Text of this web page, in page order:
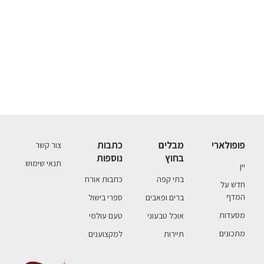
פופולארי
יין
חדש על
המדף
מסעדות
מתכונים
מבלים
בחוץ
בתי קפה
ברים ופאבים
אוכל טבעוני
תיירות
כתבות
נוספות
כתבות אורח
ספרי בישול
טעם עולמי
למקצוענים
צור קשר
תנאי שימוש